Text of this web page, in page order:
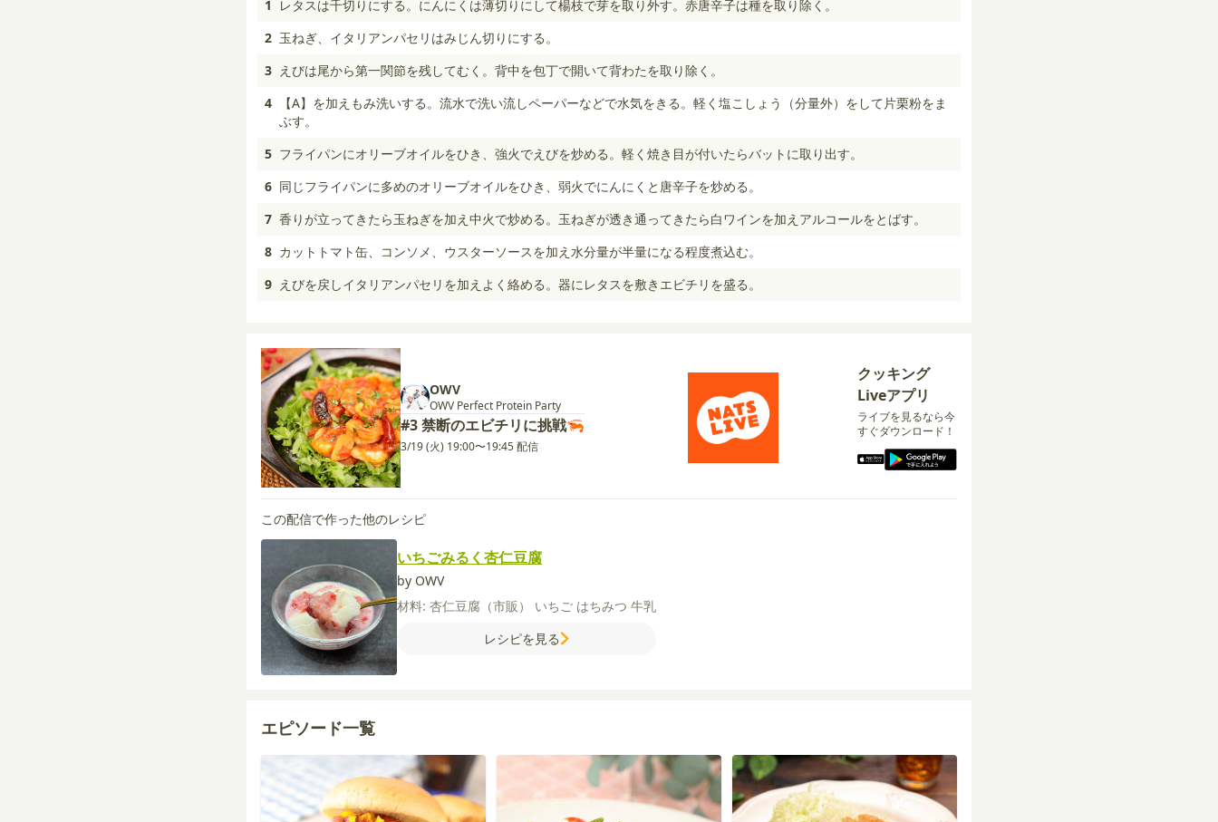
1
レタスは千切りにする。にんにくは薄切りにして楊枝で芽を取り外す。赤唐辛子は種を取り除く。
2 玉ねぎ、イタリアンパセリはみじん切りにする。
3 えびは尾から第一関節を残してむく。背中を包丁で開いて背わたを取り除く。
4
【A】を加えもみ洗いする。流水で洗い流しペーパーなどで水気をきる。軽く塩こしょう（分量外）をして片栗粉をま
ぶす。
5 フライパンにオリーブオイルをひき、強火でえびを炒める。軽く焼き目が付いたらバットに取り出す。
6 同じフライパンに多めのオリーブオイルをひき、弱火でにんにくと唐辛子を炒める。
7 香りが立ってきたら玉ねぎを加え中火で炒める。玉ねぎが透き通ってきたら白ワインを加えアルコールをとばす。
8 カットトマト缶、コンソメ、ウスターソースを加え水分量が半量になる程度煮込む。
9 えびを戻しイタリアンパセリを加えよく絡める。器にレタスを敷きエビチリを盛る。
OWV
OWV Perfect Protein Party
#3 禁断のエビチリに挑戦🦐
3/19 (火) 19:00〜19:45 配信
クッキング
Liveアプリ
ライブを見るなら今
すぐダウンロード！
この配信で作った他のレシピ
いちごみるく杏仁豆腐
by OWV
材料: 杏仁豆腐（市販） いちご はちみつ 牛乳
レシピを見る
エピソード一覧